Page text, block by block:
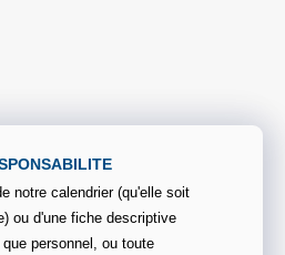
notre calendrier (qu'elle soit
ou d'une fiche descriptive
personnel, ou toute